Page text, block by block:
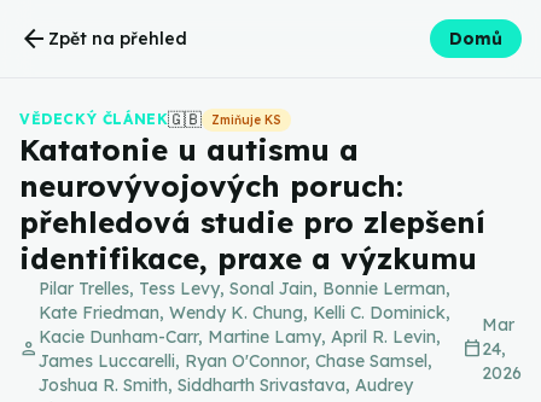
arrow_back Zpět na přehled Domů
VĚDECKÝ ČLÁNEK🇬🇧 Zmiňuje KS
Katatonie u autismu a
neurovývojových poruch:
přehledová studie pro zlepšení
identifikace, praxe a výzkumu
person
Pilar Trelles, Tess Levy, Sonal Jain, Bonnie Lerman,
Kate Friedman, Wendy K. Chung, Kelli C. Dominick,
Kacie Dunham-Carr, Martine Lamy, April R. Levin,
James Luccarelli, Ryan O'Connor, Chase Samsel,
Joshua R. Smith, Siddharth Srivastava, Audrey
calendar_today
Mar
24,
2026